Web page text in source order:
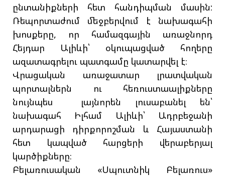
ընտանիքների հետ հանդիպման մասին:
Ռեպորտաժում մեջբերվում է նախագահի
խոսքերը, որ համազգային առաջնորդ
Հեյդար Ալիևի՝ օկուպացված հողերը
ազատագրելու պատգամը կատարվել է։
Վրացական առաջատար լրատվական
պորտալներն ու հեռուստաալիքները
նույնպես լայնորեն լուսաբանել են՝
նախագահ Իլհամ Ալիևի՝ Ադրբեջանի
արդարացի դիրքորոշման և Հայաստանի
հետ կապված հարցերի վերաբերյալ
կարծիքները։
Բելառուսական «Սպուտնիկ Բելառուս»